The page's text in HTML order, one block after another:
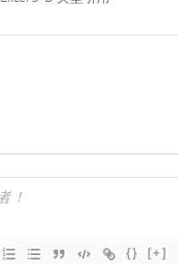
{} [+]